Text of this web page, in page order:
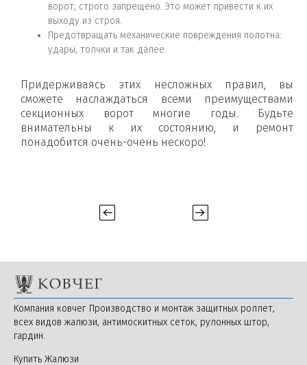
ворот, строго запрещено. Это может привести к их
выходу из строя.
Предотвращать механические повреждения полотна:
удары, толчки и так далее.
Придерживаясь этих несложных правил, вы
сможете наслаждаться всеми преимуществами
секционных ворот многие годы. Будьте
внимательны к их состоянию, и ремонт
понадобится очень-очень нескоро!
Компания ковчег Производство и монтаж защитных роллет,
всех видов жалюзи, антимоскитных сеток, рулонных штор,
гардин.
Купить Жалюзи